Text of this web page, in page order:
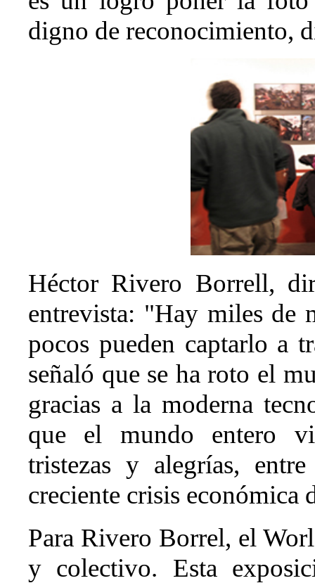
digno de reconocimiento,
Héctor Rivero Borrell,
entrevista: "Hay miles de
pocos pueden captarlo a
señaló que se ha roto el
gracias a la moderna
que el mundo entero
tristezas y alegrías,
creciente crisis económica
Para Rivero Borrel, el
y colectivo. Esta